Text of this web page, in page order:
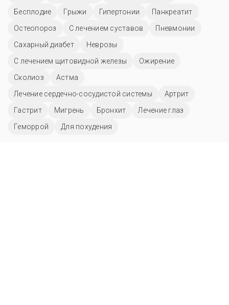
Бесплодие
Грыжи Гипертонии
Панкреатит
Остеопороз
С лечением суставов
Пневмонии
Сахарный диабет
Неврозы
С лечением щитовидной железы
Ожирение
Сколиоз
Астма
Лечение сердечно-сосудистой системы
Артрит
Гастрит
Мигрень Бронхит
Лечение глаз
Геморрой
Для похудения